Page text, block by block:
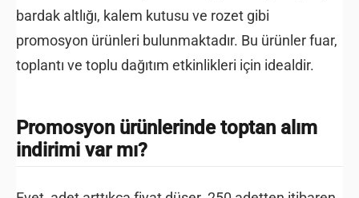
bardak altlığı, kalem kutusu ve rozet gibi
promosyon ürünleri bulunmaktadır. Bu ürünler fuar,
toplantı ve toplu dağıtım etkinlikleri için idealdir.
Promosyon ürünlerinde toptan alım
indirimi var mı?